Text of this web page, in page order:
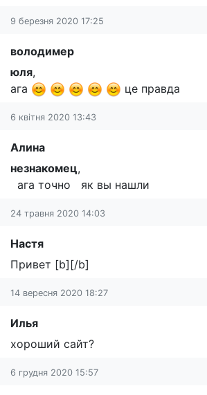
9 березня 2020 17:25
володимер
юля,
ага
це правда
6 квітня 2020 13:43
Алина
незнакомец,
ага точно як вы нашли
24 травня 2020 14:03
Настя
Привет [b][/b]
14 вересня 2020 18:27
Илья
хороший сайт?
6 грудня 2020 15:57